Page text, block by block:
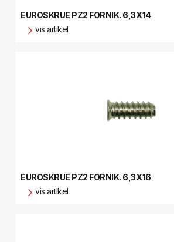
EUROSKRUE PZ2 FORNIK. 6,3X14
vis artikel
EUROSKRUE PZ2 FORNIK. 6,3X16
vis artikel